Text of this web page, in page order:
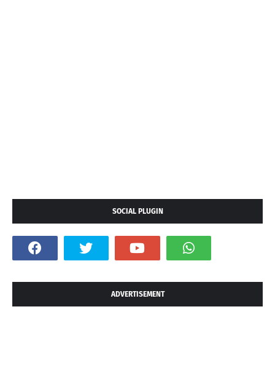
SOCIAL PLUGIN
ADVERTISEMENT